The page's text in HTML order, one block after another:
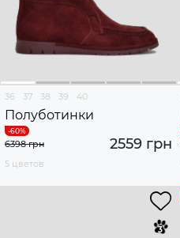
36 37 38 39 40
Полуботинки
2559 грн
6398 грн
5 цветов